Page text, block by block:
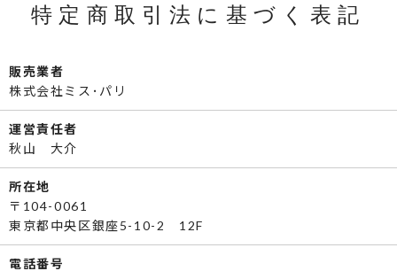
特定商取引法に基づく表記
販売業者
株式会社ミス･パリ
運営責任者
秋山 大介
所在地
〒104-0061
東京都中央区銀座5-10-2 12F
電話番号